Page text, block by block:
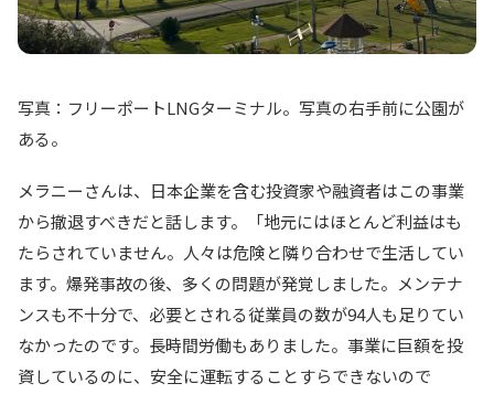
写真：フリーポートLNGターミナル。写真の右手前に公園が
ある。
メラニーさんは、日本企業を含む投資家や融資者はこの事業
から撤退すべきだと話します。「地元にはほとんど利益はも
たらされていません。人々は危険と隣り合わせで生活してい
ます。爆発事故の後、多くの問題が発覚しました。メンテナ
ンスも不十分で、必要とされる従業員の数が94人も足りてい
なかったのです。長時間労働もありました。事業に巨額を投
資しているのに、安全に運転することすらできないので